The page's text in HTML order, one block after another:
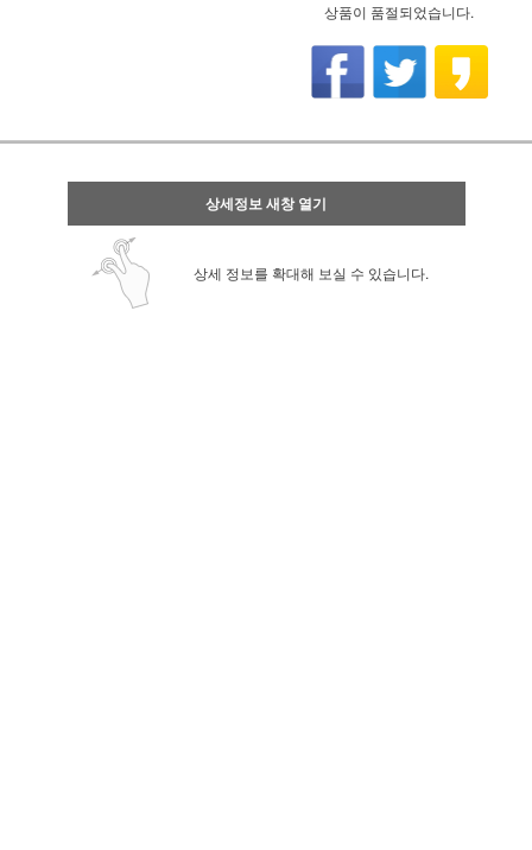
상품이 품절되었습니다.
상세정보 새창 열기
상세 정보를 확대해 보실 수 있습니다.